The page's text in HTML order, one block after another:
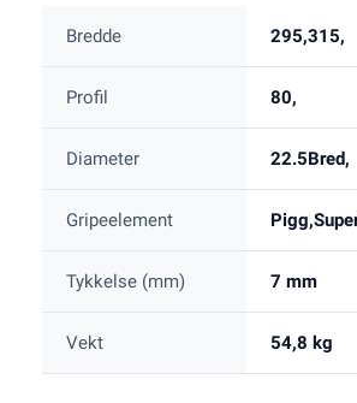
Bredde 295,315,
Profil 80,
Diameter 22.5Bred,
Gripeelement
Tykkelse (mm) 7 mm
Vekt 54,8 kg